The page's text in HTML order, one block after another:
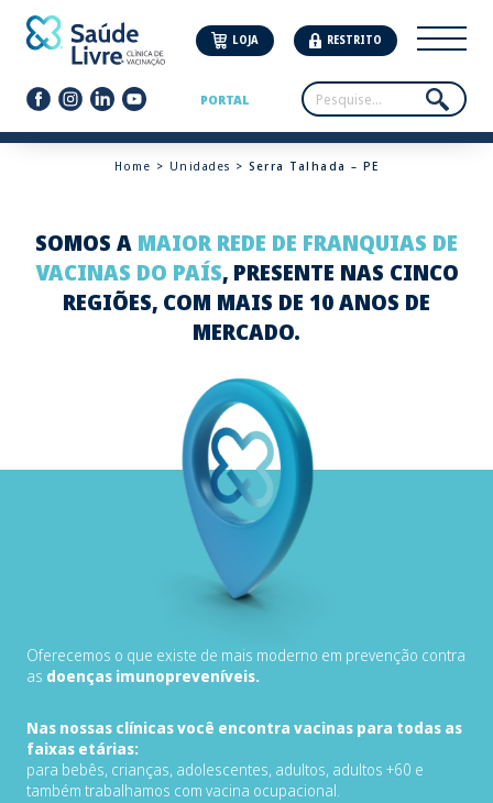
LOJA RESTRITO
PORTAL
Home > Unidades > Serra Talhada – PE
SOMOS A MAIOR REDE DE FRANQUIAS DE
VACINAS DO PAÍS, PRESENTE NAS CINCO
REGIÕES, COM MAIS DE 10 ANOS DE
MERCADO.
Oferecemos o que existe de mais moderno em prevenção contra
as doenças imunopreveníveis.
Nas nossas clínicas você encontra vacinas para todas as
faixas etárias:
para bebês, crianças, adolescentes, adultos, adultos +60 e
também trabalhamos com vacina ocupacional.